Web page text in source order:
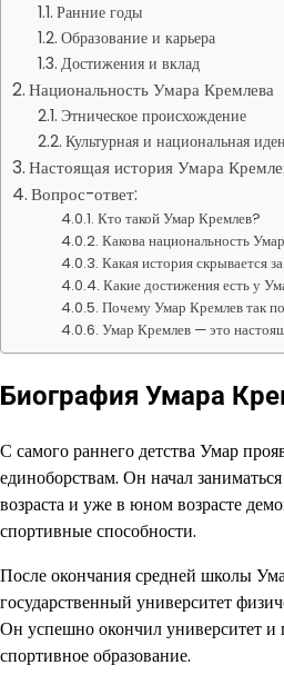
Ранние годы
Образование и карьера
Достижения и вклад
Национальность Умара Кремлева
Этническое происхождение
Культурная и национальная
Настоящая история Умара
Вопрос-ответ:
Кто такой Умар Кремлев?
Какова национальность
Какая история скрывается
Какие достижения есть у
Почему Умар Кремлев так
Умар Кремлев — это
Биография Умара
С самого раннего детства Умар
единоборствам. Он начал
возраста и уже в юном возрасте
спортивные способности.
После окончания средней школы
государственный университет
Он успешно окончил университет
спортивное образование.